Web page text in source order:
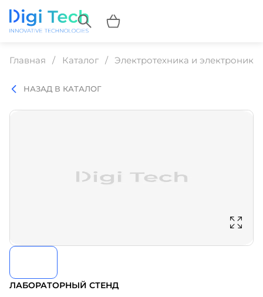
Главная Каталог Электротехника и электроника
НАЗАД В КАТАЛОГ
ЛАБОРАТОРНЫЙ СТЕНД